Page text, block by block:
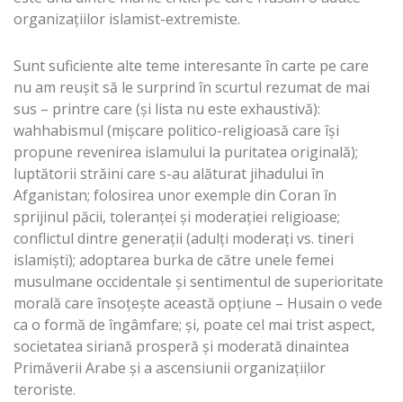
organizațiilor islamist-extremiste.
Sunt suficiente alte teme interesante în carte pe care
nu am reușit să le surprind în scurtul rezumat de mai
sus – printre care (și lista nu este exhaustivă):
wahhabismul (mișcare politico-religioasă care își
propune revenirea islamului la puritatea originală);
luptătorii străini care s-au alăturat jihadului în
Afganistan; folosirea unor exemple din Coran în
sprijinul păcii, toleranței și moderației religioase;
conflictul dintre generații (adulți moderați vs. tineri
islamiști); adoptarea burka de către unele femei
musulmane occidentale și sentimentul de superioritate
morală care însoțește această opțiune – Husain o vede
ca o formă de îngâmfare; și, poate cel mai trist aspect,
societatea siriană prosperă și moderată dinaintea
Primăverii Arabe și a ascensiunii organizațiilor
teroriste.